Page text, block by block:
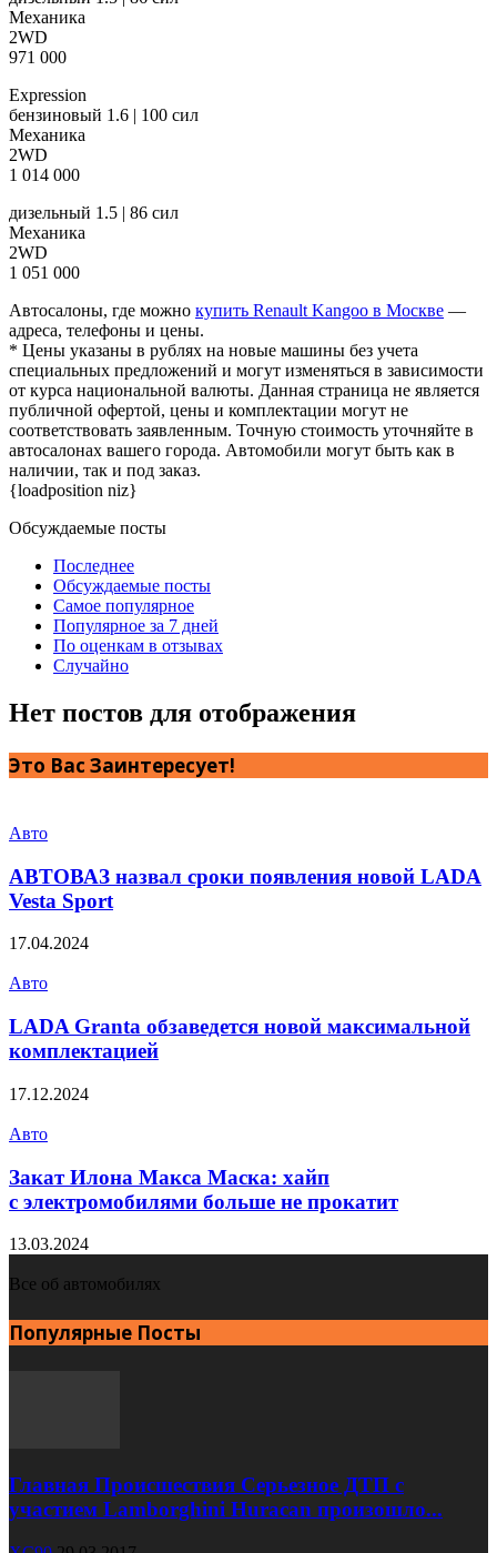
Механика
2WD
971 000
Expression
бензиновый 1.6 | 100 сил
Механика
2WD
1 014 000
дизельный 1.5 | 86 сил
Механика
2WD
1 051 000
Автосалоны, где можно купить Renault Kangoo в Москве —
адреса, телефоны и цены.
* Цены указаны в рублях на новые машины без учета
специальных предложений и могут изменяться в зависимости
от курса национальной валюты. Данная страница не является
публичной офертой, цены и комплектации могут не
соответствовать заявленным. Точную стоимость уточняйте в
автосалонах вашего города. Автомобили могут быть как в
наличии, так и под заказ.
{loadposition niz}
Обсуждаемые посты
Последнее
Обсуждаемые посты
Самое популярное
Популярное за 7 дней
По оценкам в отзывах
Случайно
Нет постов для отображения
Это Вас Заинтересует!
Авто
АВТОВАЗ назвал сроки появления новой LADA
Vesta Sport
17.04.2024
Авто
LADA Granta обзаведется новой максимальной
комплектацией
17.12.2024
Авто
Закат Илона Макса Маска: хайп
с электромобилями больше не прокатит
13.03.2024
Все об автомобилях
Популярные Посты
Главная Происшествия Серьезное ДТП с
участием Lamborghini Huracan произошло...